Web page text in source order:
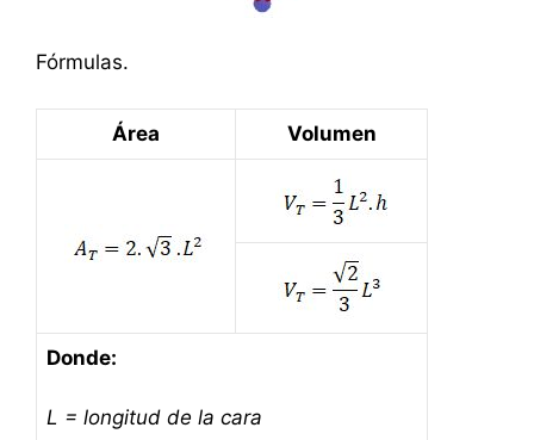
Fórmulas.
Área Volumen
Donde:
L = longitud de la cara